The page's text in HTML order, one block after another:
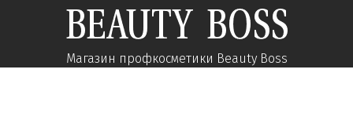
Магазин профкосметики Beauty Boss